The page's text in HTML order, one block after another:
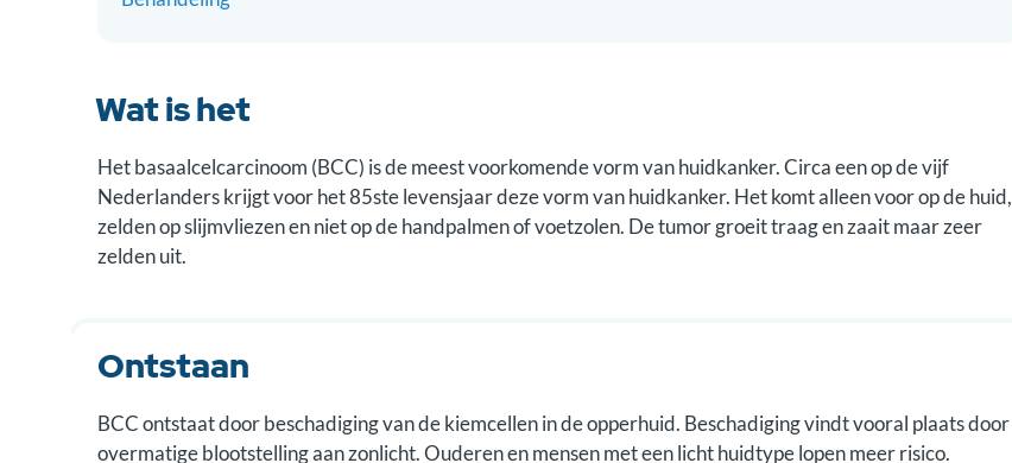
Wat is het
Het basaalcelcarcinoom (BCC) is de meest voorkomende vorm van huidkanker. Circa een op de vijf
Nederlanders krijgt voor het 85ste levensjaar deze vorm van huidkanker. Het komt alleen voor op de huid,
zelden op slijmvliezen en niet op de handpalmen of voetzolen. De tumor groeit traag en zaait maar zeer
zelden uit.
Ontstaan
BCC ontstaat door beschadiging van de kiemcellen in de opperhuid. Beschadiging vindt vooral plaats door
overmatige blootstelling aan zonlicht. Ouderen en mensen met een licht huidtype lopen meer risico.